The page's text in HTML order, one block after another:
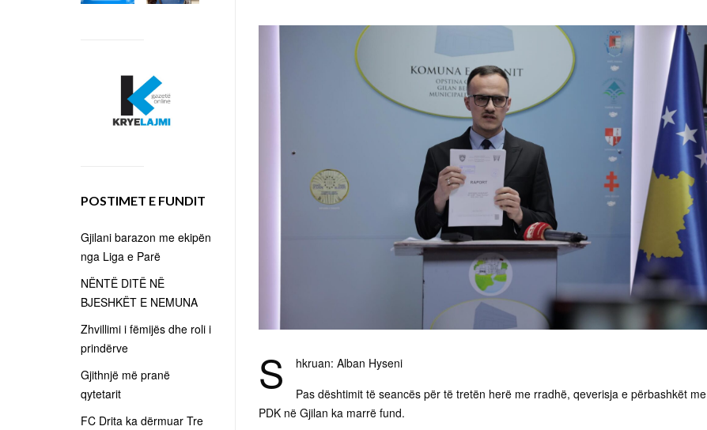
S
hkruan: Alban Hyseni
Pas dështimit të seancës për të tretën herë me rradhë, qeverisja e përbashkët me
PDK në Gjilan ka marrë fund.
POSTIMET E FUNDIT
Gjilani barazon me ekipën
nga Liga e Parë
NËNTË DITË NË
BJESHKËT E NEMUNA
Zhvillimi i fëmijës dhe roli i
prindërve
Gjithnjë më pranë
qytetarit
FC Drita ka dërmuar Tre